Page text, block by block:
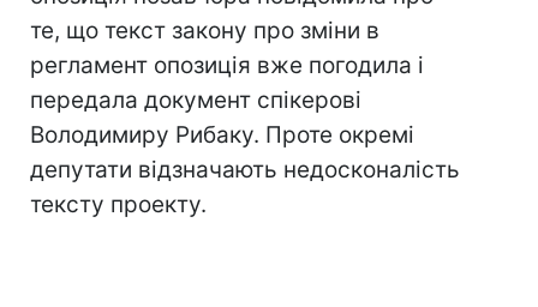
те, що текст закону про зміни в
регламент опозиція вже погодила і
передала документ спікерові
Володимиру Рибаку. Проте окремі
депутати відзначають недосконалість
тексту проекту.